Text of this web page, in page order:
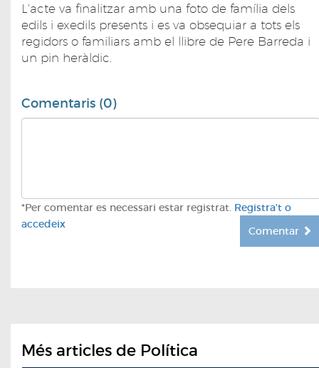
L'acte va finalitzar amb una foto de família dels
edils i exedils presents i es va obsequiar a tots els
regidors o familiars amb el llibre de Pere Barreda i
un pin heràldic.
Comentaris (0)
*Per comentar es necessari estar registrat. Registra't o
accedeix
Comentar
Més articles de Política